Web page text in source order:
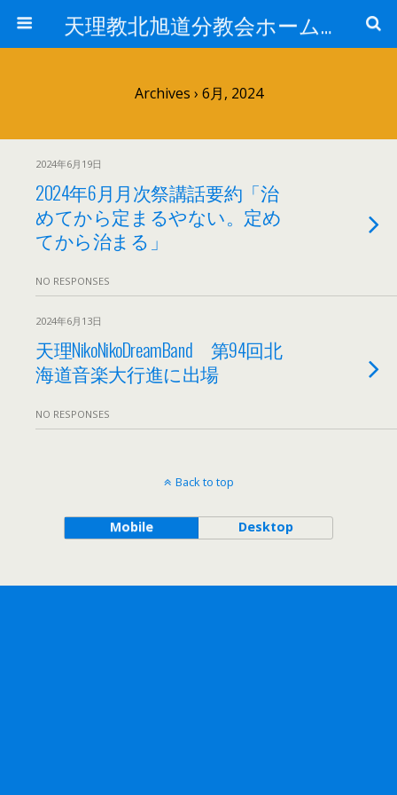
天理教北旭道分教会ホームページ
Archives › 6月, 2024
2024年6月19日
2024年6月月次祭講話要約「治
めてから定まるやない。定め
てから治まる」
NO RESPONSES
2024年6月13日
天理NikoNikoDreamBand 第94回北
海道音楽大行進に出場
NO RESPONSES
Back to top
Mobile Desktop